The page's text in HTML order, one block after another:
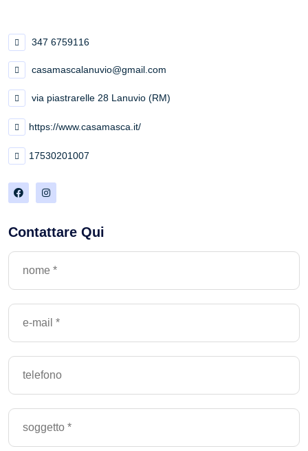
347 6759116
casamascalanuvio@gmail.com
via piastrarelle 28 Lanuvio (RM)
https://www.casamasca.it/
17530201007
Contattare Qui